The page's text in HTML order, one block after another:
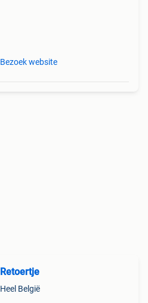
Bezoek website
Retoertje
Heel België